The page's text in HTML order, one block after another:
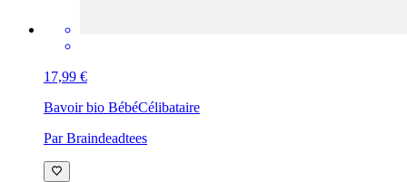
17,99 €
Bavoir bio BébéCélibataire
Par Braindeadtees